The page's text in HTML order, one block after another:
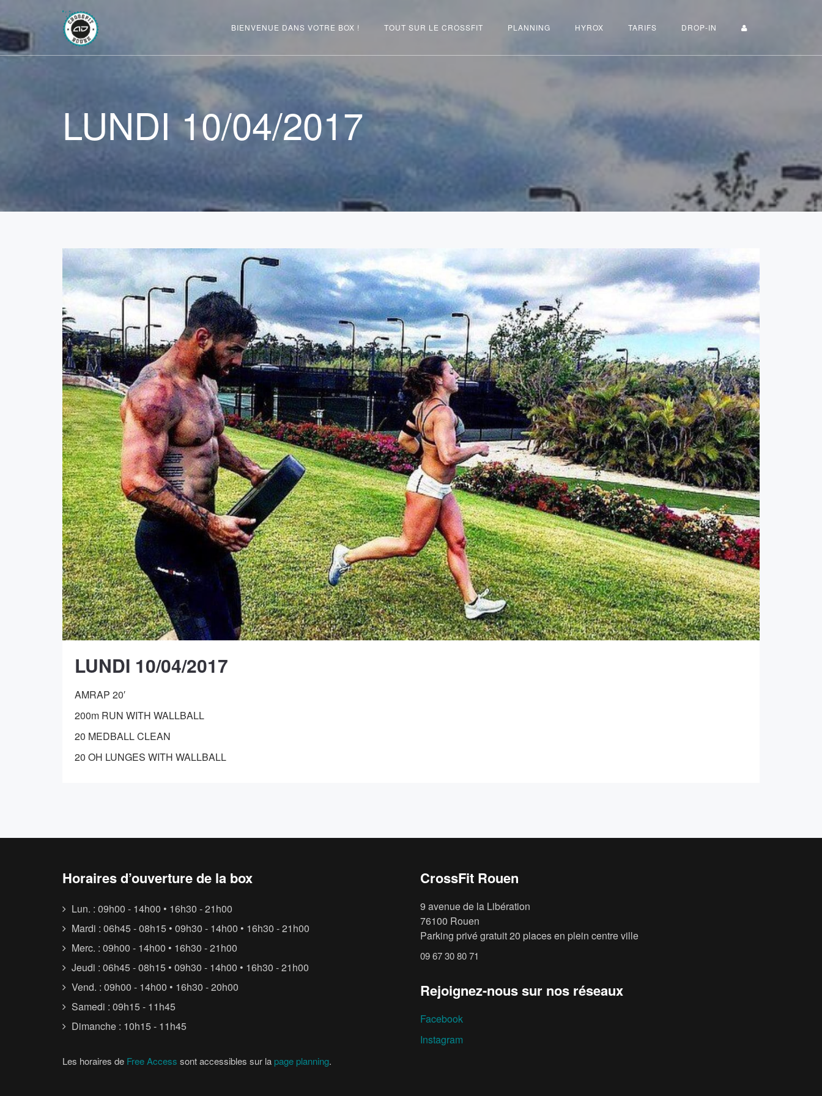
BIENVENUE DANS VOTRE BOX ! TOUT SUR LE CROSSFIT PLANNING HYROX TARIFS DROP-IN
LUNDI 10/04/2017
LUNDI 10/04/2017
AMRAP 20′
200m RUN WITH WALLBALL
20 MEDBALL CLEAN
20 OH LUNGES WITH WALLBALL
Horaires d’ouverture de la box
Lun. : 09h00 - 14h00 • 16h30 - 21h00
Mardi : 06h45 - 08h15 • 09h30 - 14h00 • 16h30 - 21h00
Merc. : 09h00 - 14h00 • 16h30 - 21h00
Jeudi : 06h45 - 08h15 • 09h30 - 14h00 • 16h30 - 21h00
Vend. : 09h00 - 14h00 • 16h30 - 20h00
Samedi : 09h15 - 11h45
Dimanche : 10h15 - 11h45
Les horaires de Free Access sont accessibles sur la page planning.
CrossFit Rouen
9 avenue de la Libération
76100 Rouen
Parking privé gratuit 20 places en plein centre ville
09 67 30 80 71
Rejoignez-nous sur nos réseaux
Facebook
Instagram